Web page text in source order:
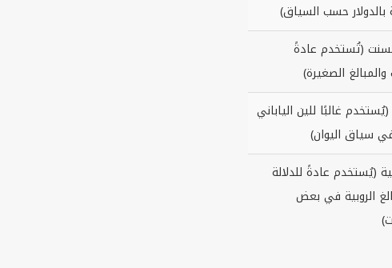
بالدولار حسب السياق)
(تُستخدم عادةً
الصغيرة)
(يُستخدم غالبًا للين الياباني
في سياق اليوان)
(يُستخدم عادةً للدلالة
الروبية في بعض